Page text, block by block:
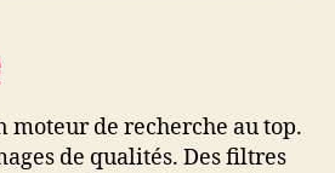
moteur de recherche au top.
de qualités. Des filtres